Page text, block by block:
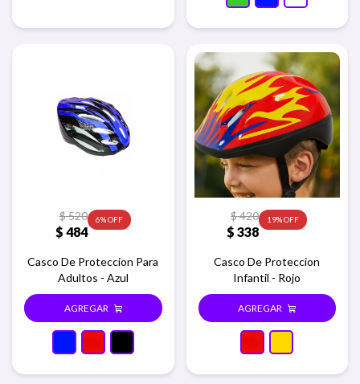
$ 484
$520 6
Casco De Proteccion Para
Adultos - Azul
$ 338
$420 19
Casco De Proteccion
Infantil - Rojo